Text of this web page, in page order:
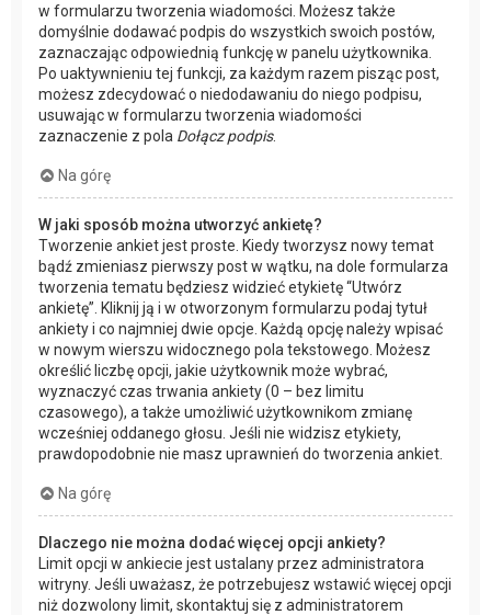
w formularzu tworzenia wiadomości. Możesz także
domyślnie dodawać podpis do wszystkich swoich postów,
zaznaczając odpowiednią funkcję w panelu użytkownika.
Po uaktywnieniu tej funkcji, za każdym razem pisząc post,
możesz zdecydować o niedodawaniu do niego podpisu,
usuwając w formularzu tworzenia wiadomości
zaznaczenie z pola Dołącz podpis.
Na górę
W jaki sposób można utworzyć ankietę?
Tworzenie ankiet jest proste. Kiedy tworzysz nowy temat
bądź zmieniasz pierwszy post w wątku, na dole formularza
tworzenia tematu będziesz widzieć etykietę “Utwórz
ankietę”. Kliknij ją i w otworzonym formularzu podaj tytuł
ankiety i co najmniej dwie opcje. Każdą opcję należy wpisać
w nowym wierszu widocznego pola tekstowego. Możesz
określić liczbę opcji, jakie użytkownik może wybrać,
wyznaczyć czas trwania ankiety (0 – bez limitu
czasowego), a także umożliwić użytkownikom zmianę
wcześniej oddanego głosu. Jeśli nie widzisz etykiety,
prawdopodobnie nie masz uprawnień do tworzenia ankiet.
Na górę
Dlaczego nie można dodać więcej opcji ankiety?
Limit opcji w ankiecie jest ustalany przez administratora
witryny. Jeśli uważasz, że potrzebujesz wstawić więcej opcji
niż dozwolony limit, skontaktuj się z administratorem